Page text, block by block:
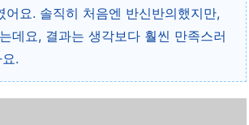
요. 솔직히 처음엔 반신반의했지만,
데요, 결과는 생각보다 훨씬 만족스러
.